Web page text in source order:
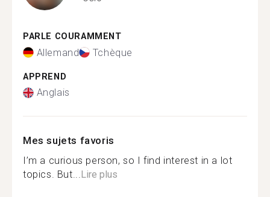
PARLE COURAMMENT
Allemand Tchèque
APPREND
Anglais
Mes sujets favoris
I’m a curious person, so I find interest in a lot
topics. But...Lire plus